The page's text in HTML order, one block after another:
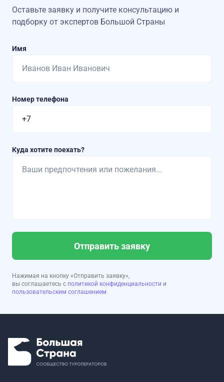
Оставьте заявку и получите консультацию и
подборку от экспертов Большой Страны
Имя
Номер телефона
Куда хотите поехать?
Отправить заявку
Нажимая на кнопку «Отправить заявку»,
вы соглашаетесь с политикой конфиденциальности и
пользовательским соглашением